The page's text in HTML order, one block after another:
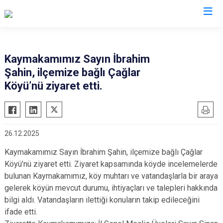
Abana
Araç
Çatalzeytin
Cide
Daday
Devrekani
Doğanyurt
Hanönü
Şenpazar
Seydiler
Taşköprü
Tosya
Kaymakamımız Sayın İbrahim
Şahin, ilçemize bağlı Çağlar
Köyü’nü ziyaret etti.
26.12.2025
Kaymakamımız Sayın İbrahim Şahin, ilçemize bağlı Çağlar
Köyü’nü ziyaret etti. Ziyaret kapsamında köyde incelemelerde
bulunan Kaymakamımız, köy muhtarı ve vatandaşlarla bir araya
gelerek köyün mevcut durumu, ihtiyaçları ve talepleri hakkında
bilgi aldı. Vatandaşların ilettiği konuların takip edileceğini
ifade etti.